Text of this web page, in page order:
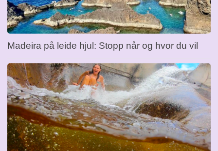
Madeira på leide hjul: Stopp når og hvor du vil